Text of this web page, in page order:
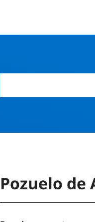
Pozuelo de